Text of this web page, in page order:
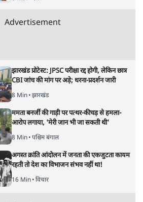
News Bulletin ।
बजे तक की ख़बरें
कार्यकर्ता सोनम वांगचुक ने रविवार को नई
अनिश्चितकालीन आमरण अनशन शुरू